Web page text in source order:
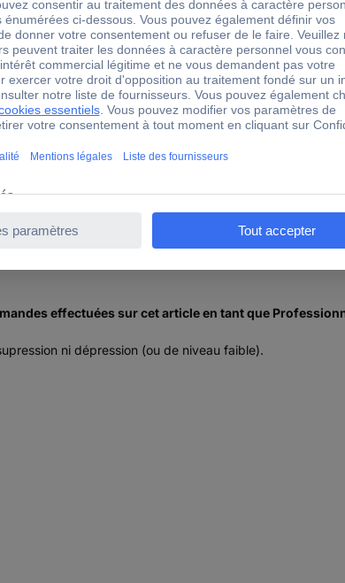
de l'oxygène Greisinger Oxy 3690 0 - 100 %
effectuées sur cet article en tant que
ni dépression (ou de niveau faible).